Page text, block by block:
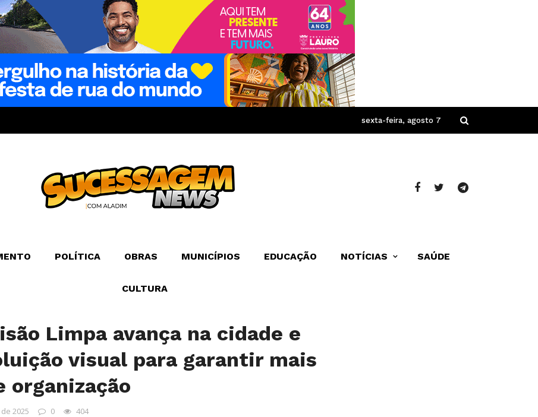
sexta-feira, agosto 7
POLÍTICA OBRAS MUNICÍPIOS EDUCAÇÃO NOTÍCIAS SAÚDE
CULTURA
Limpa avança na cidade e
visual para garantir mais
organização
2025 0 404